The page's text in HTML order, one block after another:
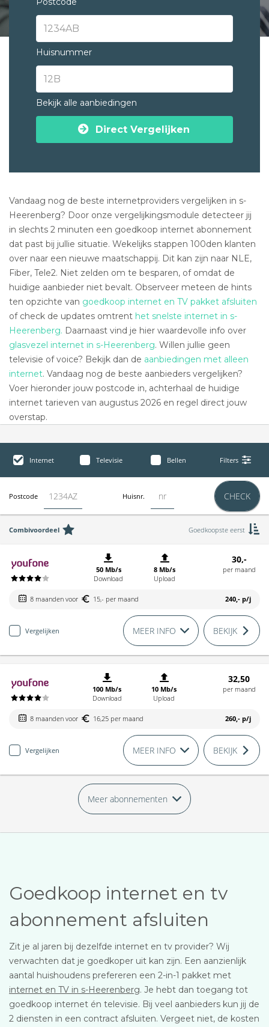
Huisnummer
Bekijk alle aanbiedingen
Direct Vergelijken
Vandaag nog de beste internetproviders vergelijken in s-
Heerenberg? Door onze vergelijkingsmodule detecteer jij
in slechts 2 minuten een goedkoop internet abonnement
dat past bij jullie situatie. Wekelijks stappen 100den klanten
over naar een nieuwe maatschappij. Dit kan zijn naar NLE,
Fiber, Tele2. Niet zelden om te besparen, of omdat de
huidige aanbieder niet bevalt. Observeer meteen de hints
ten opzichte van goedkoop internet en TV pakket afsluiten
of check de updates omtrent het snelste internet in s-
Heerenberg. Daarnaast vind je hier waardevolle info over
glasvezel internet in s-Heerenberg. Willen jullie geen
televisie of voice? Bekijk dan de aanbiedingen met alleen
internet. Vandaag nog de beste aanbieders vergelijken?
Voer hieronder jouw postcode in, achterhaal de huidige
internet tarieven van augustus 2026 en regel direct jouw
overstap.
Internet Televisie Bellen Filters
Postcode Huisnr. CHECK
Combivoordeel Goedkoopste eerst
50 Mb/s
Download
8 Mb/s
Upload
30,-
per maand
8 maanden voor 15,- per maand 240,- p/j
Vergelijken MEER INFO BEKIJK
100 Mb/s
Download
10 Mb/s
Upload
32,50
per maand
8 maanden voor 16,25 per maand 260,- p/j
Vergelijken MEER INFO BEKIJK
Meer abonnementen
Goedkoop internet en tv
abonnement afsluiten
Zit je al jaren bij dezelfde internet en tv provider? Wij
verwachten dat je goedkoper uit kan zijn. Een aanzienlijk
aantal huishoudens prefereren een 2-in-1 pakket met
internet en TV in s-Heerenberg. Je hebt dan toegang tot
goedkoop internet én televisie. Bij veel aanbieders kun jij de
2 diensten in een contract afsluiten. Vergeet niet, de kosten